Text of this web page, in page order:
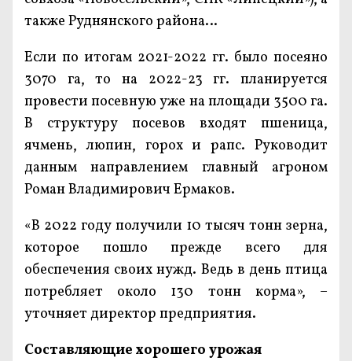
также Руднянского района…
Если по итогам 2021-2022 гг. было посеяно
3070 га, то на 2022-23 гг. планируется
провести посевную уже на площади 3500 га.
В структуру посевов входят пшеница,
ячмень, люпин, горох и рапс. Руководит
данным направлением главный агроном
Роман Владимирович Ермаков.
«В 2022 году получили 10 тысяч тонн зерна,
которое пошло прежде всего для
обеспечения своих нужд. Ведь в день птица
потребляет около 130 тонн корма», –
уточняет директор предприятия.
Составляющие хорошего урожая